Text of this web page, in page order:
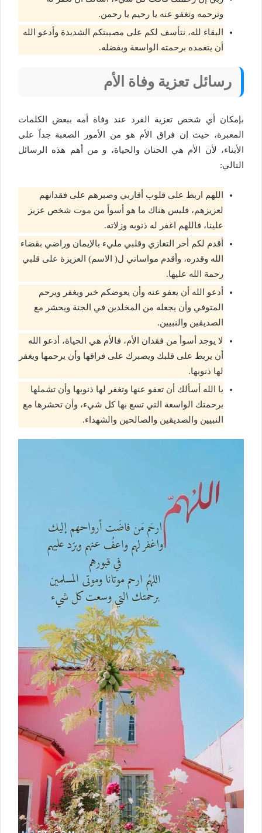
وترحمه وتغفو عنه يا رحيم يا رحمن.
البقاء لله، نتأسف لكم على مصيبتكم الشديدة وأدعو الله
أن يتغمده برحمته الواسعة وبفضله.
رسائل تعزية وفاة الأم
بإمكان أي شخص تعزية الفرد عند وفاة أمه ببعض الكلمات
المعبرة، حيث إن فراق الأم هو من الأمور الصعبة جداً على
الأبناء، لأن الأم هي الحنان والحياة، و من أهم هذه الرسائل
التالي:
اللهم اربط على قلوب أقاربي وصبرهم على فقدانهم
لعزيزهم، فليس هناك ما هو أسوأ من موت شخص عزيز
علينا، فاللهم اغفر له ذنوبه وزلاته.
أقدم لكم أحر التعازي وقلبي مليء بالإيمان وراضي بقضاء
الله وقدره، وأقدم مواساتي ل( الاسم) العزيزة على قلبي
رحمة الله عليها.
أدعو الله أن يعفو عنه وأن يعوضكم خير ويغفر ويرحم
المتوفي وأن يجعله من المخلدين في الجنة ويحشر مع
الصديقين والنبيين.
لا يوجد أسوأ من فقدان الأم، فالأم هي الحياة، أدعو الله
أن يربط على قلبك ويصبرك على فراقها وأن يرحمها ويغفر
لها ذنوبها.
يا الله أسألك أن تعفو عنها وتغفر لها ذنوبها وأن تشملها
برحمتك الواسعة التي تسع بها كل شيء، وأن تحشرها مع
النبيين والصديقين والصالحين والشهداء.